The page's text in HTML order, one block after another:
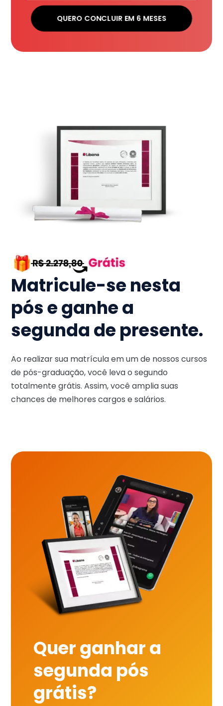
QUERO CONCLUIR EM 6 MESES
Matricule-se nesta
pós e ganhe a
segunda de presente.
Ao realizar sua matrícula em um de nossos cursos
de pós-graduação, você leva o segundo
totalmente grátis. Assim, você amplia suas
chances de melhores cargos e salários.
Quer ganhar a
segunda pós
grátis?